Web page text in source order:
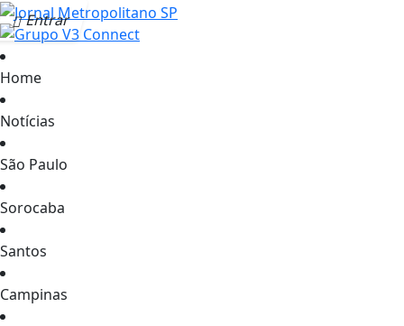
Entrar
Home
Notícias
São Paulo
Sorocaba
Santos
Campinas